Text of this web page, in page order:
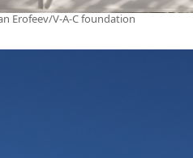
Erofeev/V-A-C foundation